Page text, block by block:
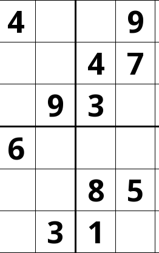
4 9
4 7
9
3
6
8 5
3 1